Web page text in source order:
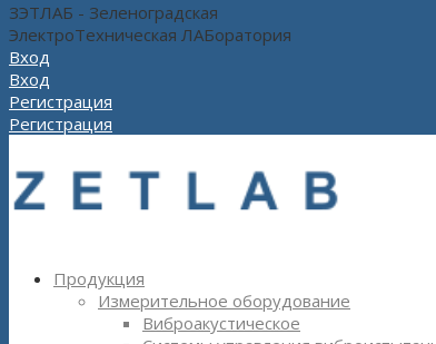
ЗЭТЛАБ - Зеленоградская
ЭлектроТехническая ЛАБоратория
Вход
Вход
Регистрация
Регистрация
Продукция
Измерительное оборудование
Виброакустическое